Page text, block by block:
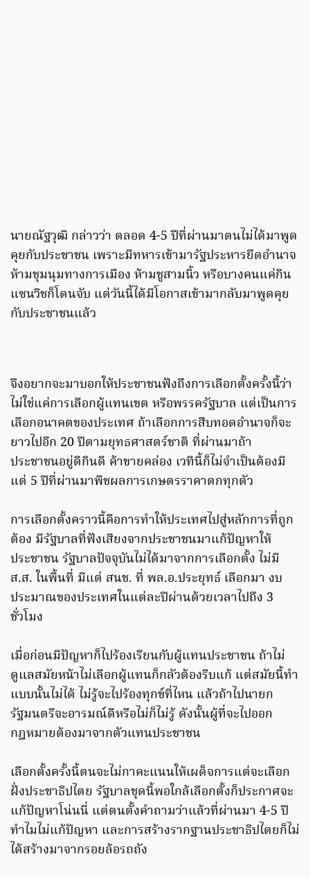
นายณัฐวุฒิ กล่าวว่า ตลอด 4-5 ปีที่ผ่านมาตนไม่ได้มาพูด
คุยกับประชาชน เพราะมีทหารเข้ามารัฐประหารยึดอำนาจ
ห้ามชุมนุมทางการเมือง ห้ามชูสามนิ้ว หรือบางคนแค่กิน
แซนวิชก็โดนจับ แต่วันนี้ได้มีโอกาสเข้ามากลับมาพูดคุย
กับประชาชนแล้ว
จึงอยากจะมาบอกให้ประชาชนฟังถึงการเลือกตั้งครั้งนี้ว่า
ไม่ใช่แค่การเลือกผู้แทนเขต หรือพรรครัฐบาล แต่เป็นการ
เลือกอนาคตของประเทศ ถ้าเลือกการสืบทอดอำนาจก็จะ
ยาวไปอีก 20 ปีตามยุทธศาสตร์ชาติ ที่ผ่านมาถ้า
ประชาชนอยู่ดีกินดี ค้าขายคล่อง เวทีนี้ก็ไม่จำเป็นต้องมี
แต่ 5 ปีที่ผ่านมาพืชผลการเกษตรราคาตกทุกตัว
การเลือกตั้งคราวนี้คือการทำให้ประเทศไปสู่หลักการที่ถูก
ต้อง มีรัฐบาลที่ฟังเสียงจากประชาชนมาแก้ปัญหาให้
ประชาชน รัฐบาลปัจจุบันไม่ได้มาจากการเลือกตั้ง ไม่มี
ส.ส. ในพื้นที่ มีแต่ สนช. ที่ พล.อ.ประยุทธ์ เลือกมา งบ
ประมาณของประเทศในแต่ละปีผ่านด้วยเวลาไปถึง 3
ชั่วโมง
เมื่อก่อนมีปัญหาก็ไปร้องเรียนกับผู้แทนประชาชน ถ้าไม่
ดูแลสมัยหน้าไม่เลือกผู้แทนก็กลัวต้องรีบแก้ แต่สมัยนี้ทำ
แบบนั้นไม่ได้ ไม่รู้จะไปร้องทุกข์ที่ไหน แล้วถ้าไปนายก
รัฐมนตรีจะอารมณ์ดีหรือไม่ก็ไม่รู้ ดังนั้นผู้ที่จะไปออก
กฎหมายต้องมาจากตัวแทนประชาชน
เลือกตั้งครั้งนี้ตนจะไม่กาคะแนนให้เผด็จการแต่จะเลือก
ฝั่งประชาธิปไตย รัฐบาลชุดนี้พอใกล้เลือกตั้งก็ประกาศจะ
แก้ปัญหาโน่นนี่ แต่ตนตั้งคำถามว่าแล้วที่ผ่านมา 4-5 ปี
ทำไมไม่แก้ปัญหา และการสร้างรากฐานประชาธิปไตยก็ไม่
ได้สร้างมาจากรอยล้อรถถัง